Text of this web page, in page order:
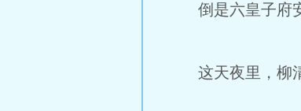
倒是六皇子府安
这天夜里，柳清